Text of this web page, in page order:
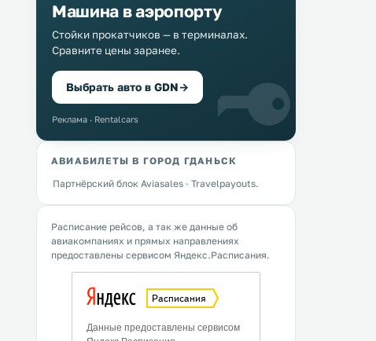
Машина в аэропорту
Стойки прокатчиков — в терминалах.
Сравните цены заранее.
Выбрать авто в GDN→
Реклама · Rentalcars
АВИАБИЛЕТЫ В ГОРОД ГДАНЬСК
Партнёрский блок Aviasales · Travelpayouts.
Расписание рейсов, а так же данные об
авиакомпаниях и прямых направлениях
предоставлены сервисом Яндекс.Расписания.